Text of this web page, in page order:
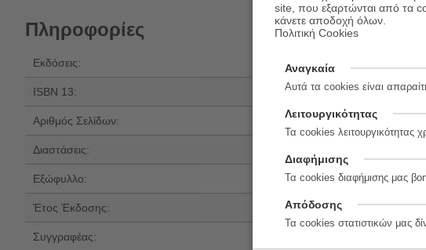
Πληροφορίες
Εκδόσεις: Εκδόσεις Παπαδόπουλος
ISBN 13: 978-960-484-848-5
Αριθμός Σελίδων: 112
Διαστάσεις:
Εξώφυλλο: Σκληρό εξώφυλλο
Έτος Έκδοσης: 2023
Συγγραφέας:
site, που εξαρτώνται από τα
κάνετε αποδοχή όλων.
Πολιτική Cookies
Αναγκαία
Αυτά τα cookies είναι
Λειτουργικότητας
Τα cookies λειτουργικότητας
Διαφήμισης
Τα cookies διαφήμισης μας
Απόδοσης
Τα cookies στατιστικών μας